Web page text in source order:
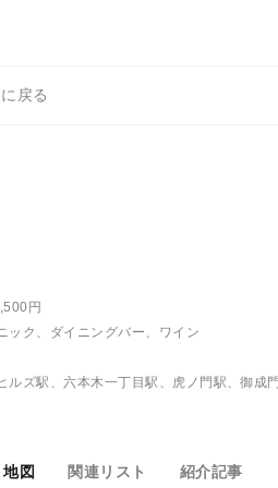
戻る
円
ック、ダイニングバー、ワイン
ルズ駅、六本木一丁目駅、虎ノ門駅、御成
地図 関連リスト 紹介記事